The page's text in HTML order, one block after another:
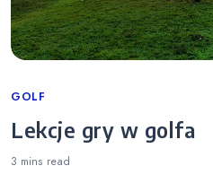
Categories
GOLF
Lekcje gry w golfa
3 mins read